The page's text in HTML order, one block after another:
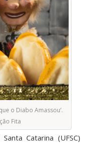
o Diabo Amassou’.
Fita
Catarina (UFSC)